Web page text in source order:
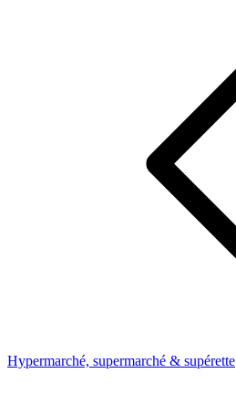
Hypermarché, supermarché & supérette